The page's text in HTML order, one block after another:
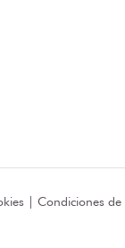
| Condiciones de